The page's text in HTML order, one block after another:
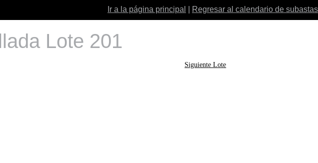
Ir a la página principal Regresar al calendario de subastas
Lote 201
Siguiente Lote